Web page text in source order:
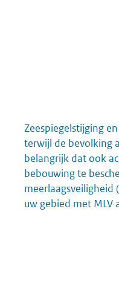
Zeespiegelstijging
terwijl de bevolking
belangrijk dat ook
bebouwing te
meerlaagsveiligheid
uw gebied met MLV